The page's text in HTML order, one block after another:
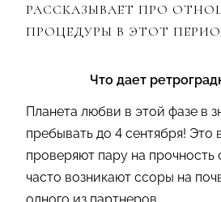
РАССКАЗЫВАЕТ ПРО
ПРОЦЕДУРЫ В ЭТОТ
Что дает
Планета любви в этой фазе в
пребывать до 4 сентября! Это
проверяют пару на прочность
часто возникают ссоры на